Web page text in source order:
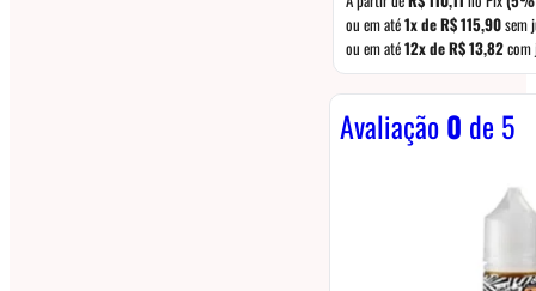
ou em até1x deR$115,90sem
ou em até12x deR$13,82com
Avaliação0 de 5